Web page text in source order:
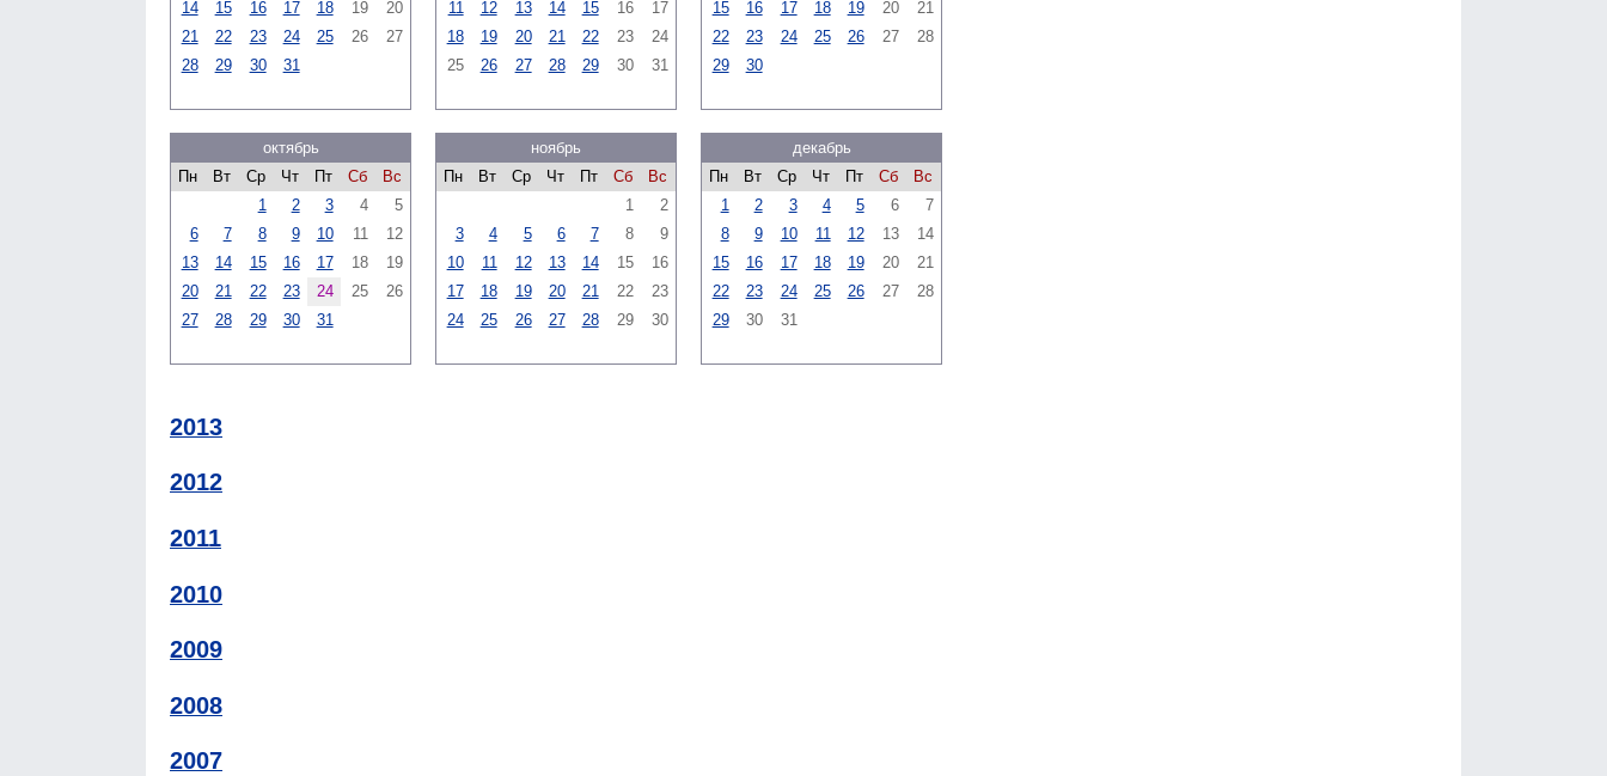
14
15 16 17 18 19
20
21
22 23 24 25 26
27
28
29 30 31
11
12 13 14 15 16
17
18
19 20 21 22 23
24
25
26 27 28 29 30 31
15
16 17 18 19 20
21
22
23 24 25 26 27
28
29
30
октябрь
Пн
Вт Ср Чт Пт Сб
Вс
1
2 3 4
5
6
7 8 9 10 11
12
13
14 15 16 17 18
19
20
21 22 23 24 25
26
27
28 29 30 31
ноябрь
Пн
Вт Ср Чт Пт Сб
Вс
1
2
3
4 5 6 7 8
9
10
11 12 13 14 15
16
17
18 19 20 21 22
23
24
25 26 27 28 29 30
декабрь
Пн
Вт Ср Чт Пт Сб
Вс
1
2 3 4 5 6
7
8
9 10 11 12 13
14
15
16 17 18 19 20
21
22
23 24 25 26 27
28
29
30 31
2013
2012
2011
2010
2009
2008
2007